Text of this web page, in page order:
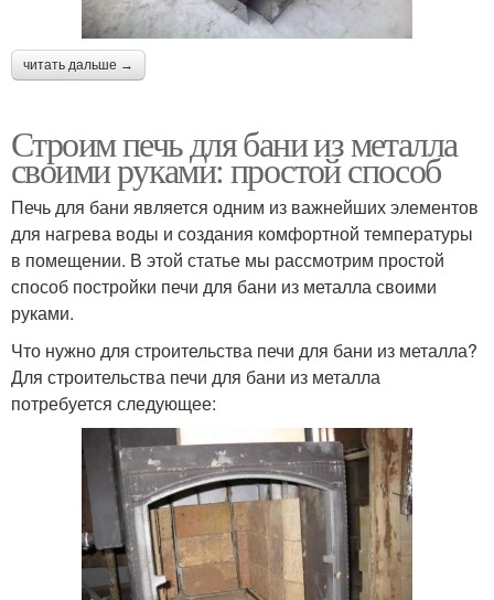
читать дальше →
Строим печь для бани из металла
своими руками: простой способ
Печь для бани является одним из важнейших элементов
для нагрева воды и создания комфортной температуры
в помещении. В этой статье мы рассмотрим простой
способ постройки печи для бани из металла своими
руками.
Что нужно для строительства печи для бани из металла?
Для строительства печи для бани из металла
потребуется следующее: